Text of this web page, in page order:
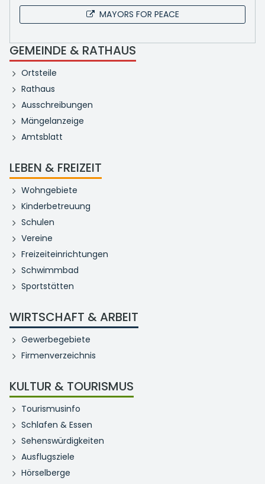
MAYORS FOR PEACE
GEMEINDE & RATHAUS
Ortsteile
Rathaus
Ausschreibungen
Mängelanzeige
Amtsblatt
LEBEN & FREIZEIT
Wohngebiete
Kinderbetreuung
Schulen
Vereine
Freizeiteinrichtungen
Schwimmbad
Sportstätten
WIRTSCHAFT & ARBEIT
Gewerbegebiete
Firmenverzeichnis
KULTUR & TOURISMUS
Tourismusinfo
Schlafen & Essen
Sehenswürdigkeiten
Ausflugsziele
Hörselberge